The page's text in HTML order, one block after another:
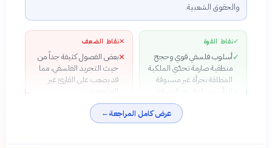
والحقوق الشعبية.
✓نقاط القوة
✓أسلوب فلسفي قوي وحجج
منطقية صارمة تحدّي الملكية
المطلقة بجرأة غير مسبوقة
التأسيس لمفهوم السيادة
الشعبية الذي صار أساس
الديمقراطية الحديثة
الربط العميق بين طبيعة
✕نقاط الضعف
✕بعض الفصول كثيفة جداً من
حيث التجريد الفلسفي، مما
قد يصعب على القارئ غير
المتخصص
✕يثير الكتاب تناقضات (خاصة
حول «الإرادة العامة» و«تمثيل
الشعب») لم يحسمها روسو
عرض كامل المراجعة←